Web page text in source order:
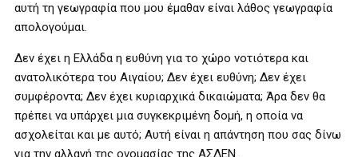
αυτή τη γεωγραφία που μου έμαθαν είναι λάθος γεωγραφία
απολογούμαι.
Δεν έχει η Ελλάδα η ευθύνη για το χώρο νοτιότερα και
ανατολικότερα του Αιγαίου; Δεν έχει ευθύνη; Δεν έχει
συμφέροντα; Δεν έχει κυριαρχικά δικαιώματα; Άρα δεν θα
πρέπει να υπάρχει μια συγκεκριμένη δομή, η οποία να
ασχολείται και με αυτό; Αυτή είναι η απάντηση που σας δίνω
για την αλλαγή της ονομασίας της ΑΣΔΕΝ.